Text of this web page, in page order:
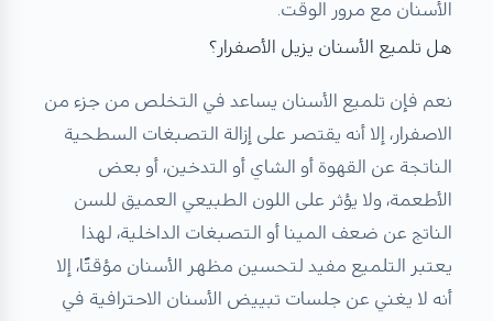
الأسنان مع مرور الوقت.
هل تلميع الأسنان يزيل الأصفرار؟
نعم فإن تلميع الأسنان يساعد في التخلص من جزء من
الاصفرار، إلا أنه يقتصر على إزالة التصبغات السطحية
الناتجة عن القهوة أو الشاي أو التدخين، أو بعض
الأطعمة، ولا يؤثر على اللون الطبيعي العميق للسن
الناتج عن ضعف المينا أو التصبغات الداخلية، لهذا
يعتبر التلميع مفيد لتحسين مظهر الأسنان مؤقتًا، إلا
أنه لا يغني عن جلسات تبييض الأسنان الاحترافية في